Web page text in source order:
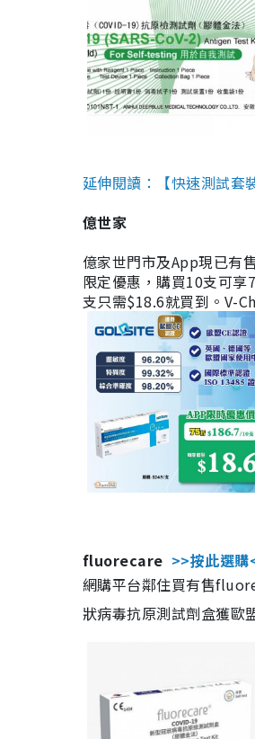
延伸閱讀：【快速測試
億世家
億家世門市及App現已有
限定優惠，購買10支可
支只需$18.6就買到。V-
fluorecare >>按此選購
網購平台鄰住買有售
狀病毒抗原測試劑盒獲歐